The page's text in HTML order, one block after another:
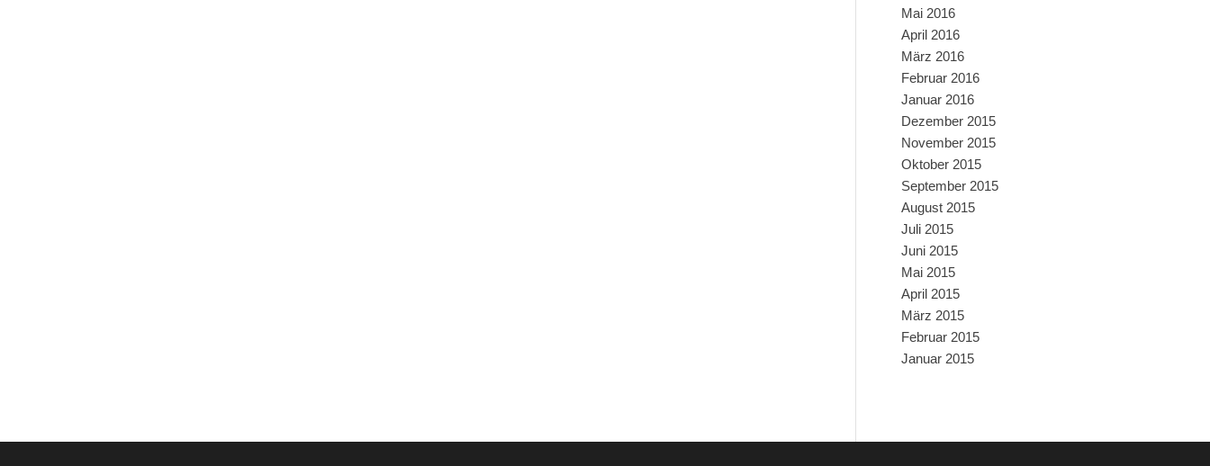
Mai 2016
April 2016
März 2016
Februar 2016
Januar 2016
Dezember 2015
November 2015
Oktober 2015
September 2015
August 2015
Juli 2015
Juni 2015
Mai 2015
April 2015
März 2015
Februar 2015
Januar 2015